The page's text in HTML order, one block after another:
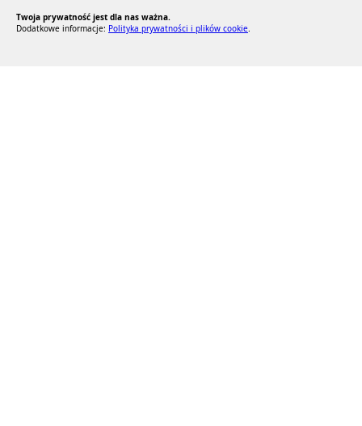
Twoja prywatność jest dla nas ważna.
Dodatkowe informacje: Polityka prywatności i plików cookie